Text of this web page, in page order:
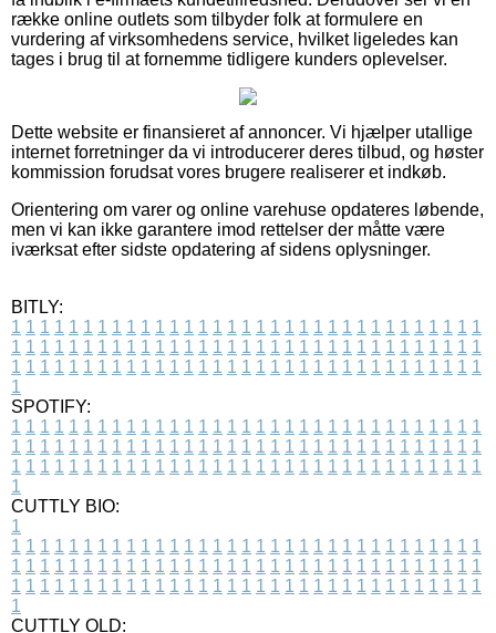
række online outlets som tilbyder folk at formulere en
vurdering af virksomhedens service, hvilket ligeledes kan
tages i brug til at fornemme tidligere kunders oplevelser.
Dette website er finansieret af annoncer. Vi hjælper utallige
internet forretninger da vi introducerer deres tilbud, og høster
kommission forudsat vores brugere realiserer et indkøb.
Orientering om varer og online varehuse opdateres løbende,
men vi kan ikke garantere imod rettelser der måtte være
iværksat efter sidste opdatering af sidens oplysninger.
BITLY:
1 1 1 1 1 1 1 1 1 1 1 1 1 1 1 1 1 1 1 1 1 1 1 1 1 1 1 1 1 1 1 1 1
1 1 1 1 1 1 1 1 1 1 1 1 1 1 1 1 1 1 1 1 1 1 1 1 1 1 1 1 1 1 1 1 1
1 1 1 1 1 1 1 1 1 1 1 1 1 1 1 1 1 1 1 1 1 1 1 1 1 1 1 1 1 1 1 1 1
1
SPOTIFY:
1 1 1 1 1 1 1 1 1 1 1 1 1 1 1 1 1 1 1 1 1 1 1 1 1 1 1 1 1 1 1 1 1
1 1 1 1 1 1 1 1 1 1 1 1 1 1 1 1 1 1 1 1 1 1 1 1 1 1 1 1 1 1 1 1 1
1 1 1 1 1 1 1 1 1 1 1 1 1 1 1 1 1 1 1 1 1 1 1 1 1 1 1 1 1 1 1 1 1
1
CUTTLY BIO:
1
1 1 1 1 1 1 1 1 1 1 1 1 1 1 1 1 1 1 1 1 1 1 1 1 1 1 1 1 1 1 1 1 1
1 1 1 1 1 1 1 1 1 1 1 1 1 1 1 1 1 1 1 1 1 1 1 1 1 1 1 1 1 1 1 1 1
1 1 1 1 1 1 1 1 1 1 1 1 1 1 1 1 1 1 1 1 1 1 1 1 1 1 1 1 1 1 1 1 1
1
CUTTLY OLD: